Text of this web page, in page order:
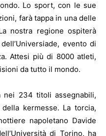
Lo sport, con le sue
farà tappa in una delle
nostra regione ospiterà
evento di
Attesi più di 8000 atleti,
da tutto il mondo.
nei 234 titoli assegnabili,
kermesse. La torcia,
napoletano Davide
di Torino, ha